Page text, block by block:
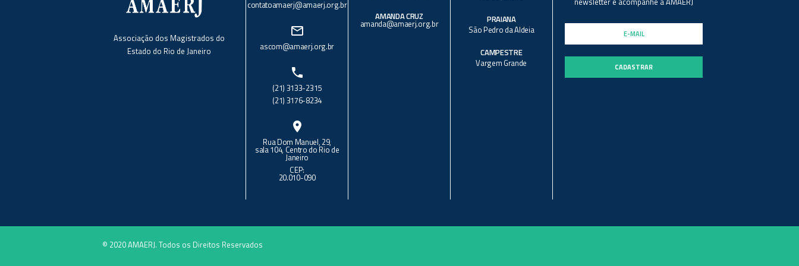
Associação dos Magistrados do
Estado do Rio de Janeiro
contatoamaerj@amaerj.org.br
mail_outline
ascom@amaerj.org.br
phone
(21) 3133-2315
(21) 3176-8234
location_on
Rua Dom Manuel, 29,
sala 104, Centro do Rio de
Janeiro
CEP:
20.010-090
AMANDA CRUZ
amanda@amaerj.org.br
PRAIANA
São Pedro da Aldeia
CAMPESTRE
Vargem Grande
© 2020 AMAERJ. Todos os Direitos Reservados